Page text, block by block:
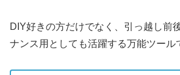
DIY好きの方だけでなく、引っ越し前
ナンス用としても活躍する万能ツール